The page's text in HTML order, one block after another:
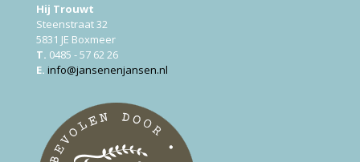
Hij Trouwt
Steenstraat 32
5831 JE Boxmeer
T. 0485 - 57 62 26
E. info@jansenenjansen.nl